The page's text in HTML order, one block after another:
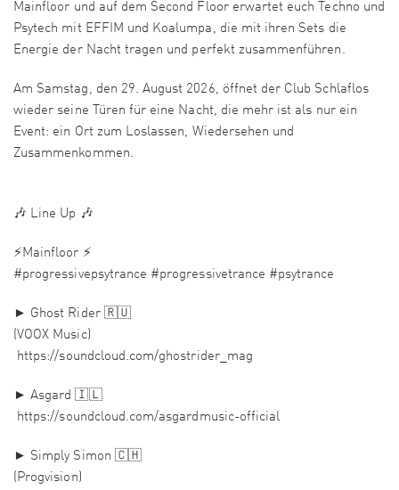
Mainfloor und auf dem Second Floor erwartet euch Techno und
Psytech mit EFFIM und Koalumpa, die mit ihren Sets die
Energie der Nacht tragen und perfekt zusammenführen.
Am Samstag, den 29. August 2026, öffnet der Club Schlaflos
wieder seine Türen für eine Nacht, die mehr ist als nur ein
Event: ein Ort zum Loslassen, Wiedersehen und
Zusammenkommen.
🎶 Line Up 🎶
⚡️Mainfloor ⚡️
#progressivepsytrance #progressivetrance #psytrance
► Ghost Rider 🇷🇺
(VOOX Music)
https://soundcloud.com/ghostrider_mag
► Asgard 🇮🇱
https://soundcloud.com/asgardmusic-official
► Simply Simon 🇨🇭
(Progvision)